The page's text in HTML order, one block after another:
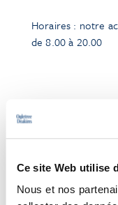
Ce site Web utilise
Nous et nos
Horaires : notre
de 8.00 à 20.00